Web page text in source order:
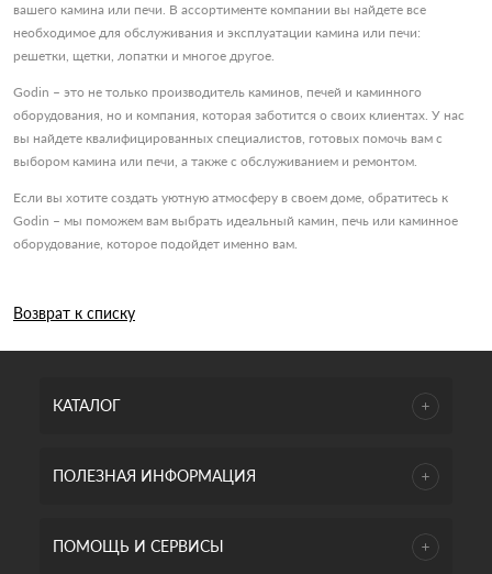
вашего камина или печи. В ассортименте компании вы найдете все
необходимое для обслуживания и эксплуатации камина или печи:
решетки, щетки, лопатки и многое другое.
Godin – это не только производитель каминов, печей и каминного
оборудования, но и компания, которая заботится о своих клиентах. У нас
вы найдете квалифицированных специалистов, готовых помочь вам с
выбором камина или печи, а также с обслуживанием и ремонтом.
Если вы хотите создать уютную атмосферу в своем доме, обратитесь к
Godin – мы поможем вам выбрать идеальный камин, печь или каминное
оборудование, которое подойдет именно вам.
Возврат к списку
КАТАЛОГ
ПОЛЕЗНАЯ ИНФОРМАЦИЯ
ПОМОЩЬ И СЕРВИСЫ